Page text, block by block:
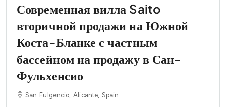
Современная вилла Saito
вторичной продажи на Южной
Коста-Бланке с частным
бассейном на продажу в Сан-
Фульхенсио
San Fulgencio, Alicante, Spain